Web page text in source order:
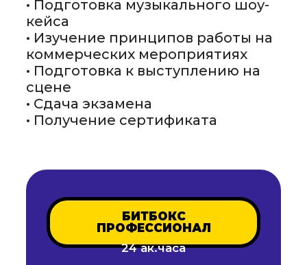
• Подготовка музыкального шоу-
кейса
• Изучение принципов работы на
коммерческих мероприятиях
• Подготовка к выступлению на
сцене
• Сдача экзамена
• Получение сертификата
БИТБОКС
ПРОФЕССИОНАЛ
24 ак.часа